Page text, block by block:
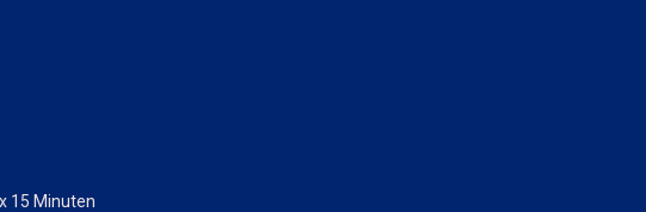
15 Minuten